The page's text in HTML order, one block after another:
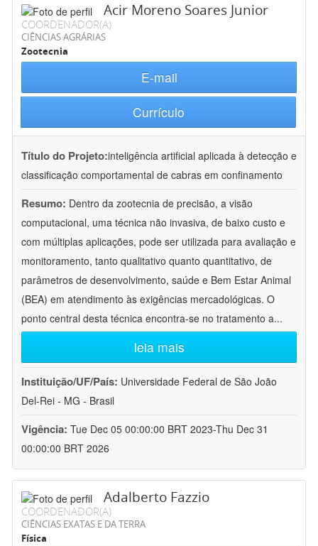
Acir Moreno Soares Junior
COORDENADOR(A)
CIÊNCIAS AGRÁRIAS
Zootecnia
E-mail
Currículo
Título do Projeto:inteligência artificial aplicada à detecção e
classificação comportamental de cabras em confinamento
Resumo: Dentro da zootecnia de precisão, a visão
computacional, uma técnica não invasiva, de baixo custo e
com múltiplas aplicações, pode ser utilizada para avaliação e
monitoramento, tanto qualitativo quanto quantitativo, de
parâmetros de desenvolvimento, saúde e Bem Estar Animal
(BEA) em atendimento às exigências mercadológicas. O
ponto central desta técnica encontra-se no tratamento a...
leia mais
Instituição/UF/País: Universidade Federal de São João
Del-Rei - MG - Brasil
Vigência: Tue Dec 05 00:00:00 BRT 2023-Thu Dec 31
00:00:00 BRT 2026
Adalberto Fazzio
COORDENADOR(A)
CIÊNCIAS EXATAS E DA TERRA
Física